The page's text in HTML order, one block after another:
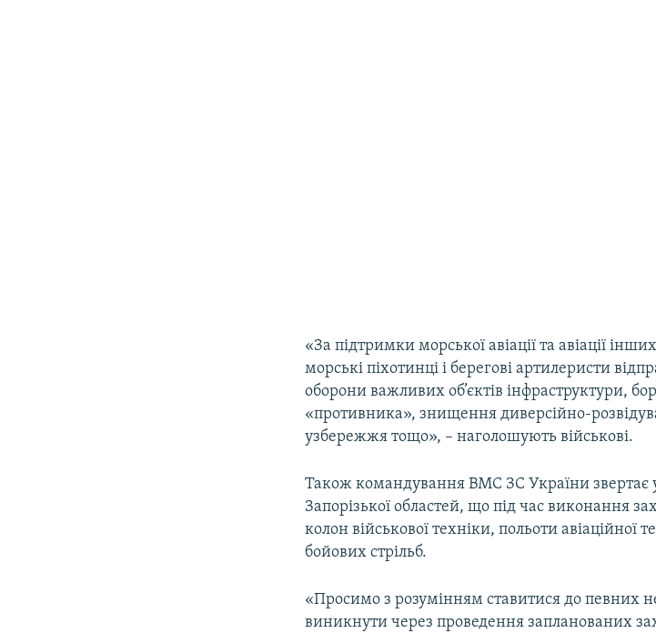
«За підтримки морської авіації та авіації
морські піхотинці і берегові артилеристи
оборони важливих об’єктів інфраструктури,
«противника», знищення диверсійно-
узбережжя тощо», – наголошують військові.
Також командування ВМС ЗС України звертає
Запорізької областей, що під час виконання
колон військової техніки, польоти авіаційної
бойових стрільб.
«Просимо з розумінням ставитися до певних
виникнути через проведення запланованих